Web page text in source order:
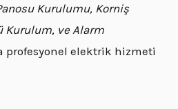
Kurulumu, Korniş
Kurulum, ve Alarm
elektrik hizmeti